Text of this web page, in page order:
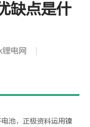
缺点是什
电网
池，正极资料运用镍